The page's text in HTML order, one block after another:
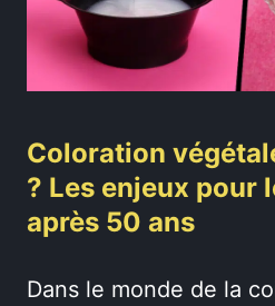
Coloration
? Les enjeux pour
après 50 ans
Dans le monde de la